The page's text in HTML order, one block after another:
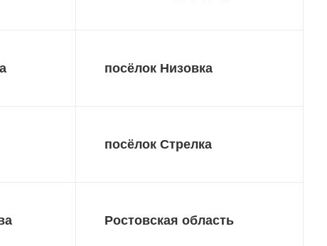
посёлок Низовка
посёлок Стрелка
Ростовская область